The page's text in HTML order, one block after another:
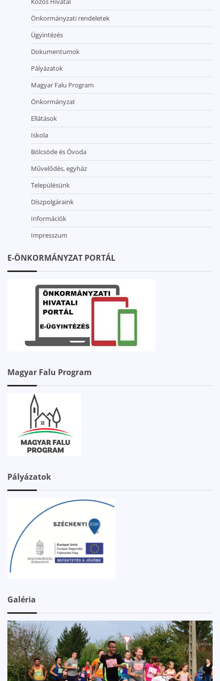
Önkormányzati rendeletek
Ügyintézés
Dokumentumok
Pályázatok
Magyar Falu Program
Önkormányzat
Ellátások
Iskola
Bölcsöde és Óvoda
Művelődés, egyház
Településünk
Díszpolgáraink
Információk
Impresszum
E-ÖNKORMÁNYZAT PORTÁL
Magyar Falu Program
Pályázatok
Galéria